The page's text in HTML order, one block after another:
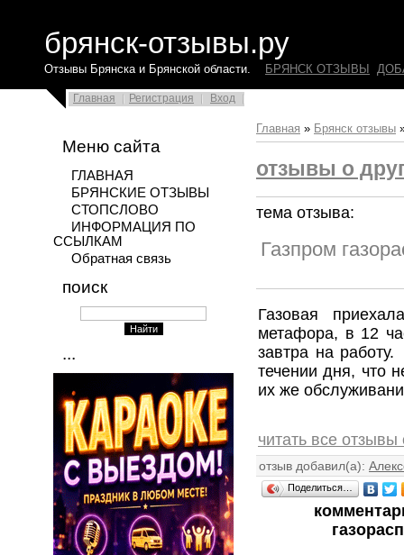
брянск-отзывы.ру
Отзывы Брянска и Брянской области. БРЯНСК ОТЗЫВЫ
Главная Регистрация Вход
Меню сайта
ГЛАВНАЯ
БРЯНСКИЕ ОТЗЫВЫ
СТОПСЛОВО
ИНФОРМАЦИЯ ПО
ССЫЛКАМ
Обратная связь
поиск
...
Главная » Брянск отзывы
отзывы о
тема отзыва:
Газпром
Газовая
метафора, в 12
завтра на
течении дня, что
их же
читать все отзывы
отзыв добавил(а):
Поделиться…